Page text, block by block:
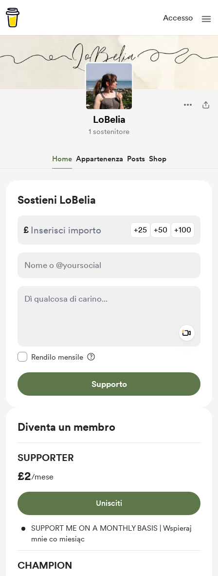
Accesso
LoBelia
1 sostenitore
Home Appartenenza Posts Shop
Sostieni LoBelia
£ +25 +50 +100
Rendilo mensile
Supporto
Diventa un membro
SUPPORTER
£2/mese
Unisciti
SUPPORT ME ON A MONTHLY BASIS | Wspieraj
mnie co miesiąc
CHAMPION